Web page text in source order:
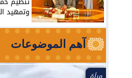
وتمهيد
آهم الموضوعات